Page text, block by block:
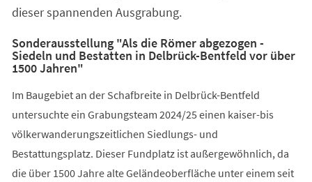
dieser spannenden Ausgrabung.
Sonderausstellung "Als die Römer abgezogen -
Siedeln und Bestatten in Delbrück-Bentfeld vor über
1500 Jahren"
Im Baugebiet an der Schafbreite in Delbrück-Bentfeld
untersuchte ein Grabungsteam 2024/25 einen kaiser-bis
völkerwanderungszeitlichen Siedlungs- und
Bestattungsplatz. Dieser Fundplatz ist außergewöhnlich, da
die über 1500 Jahre alte Geländeoberfläche unter einem seit